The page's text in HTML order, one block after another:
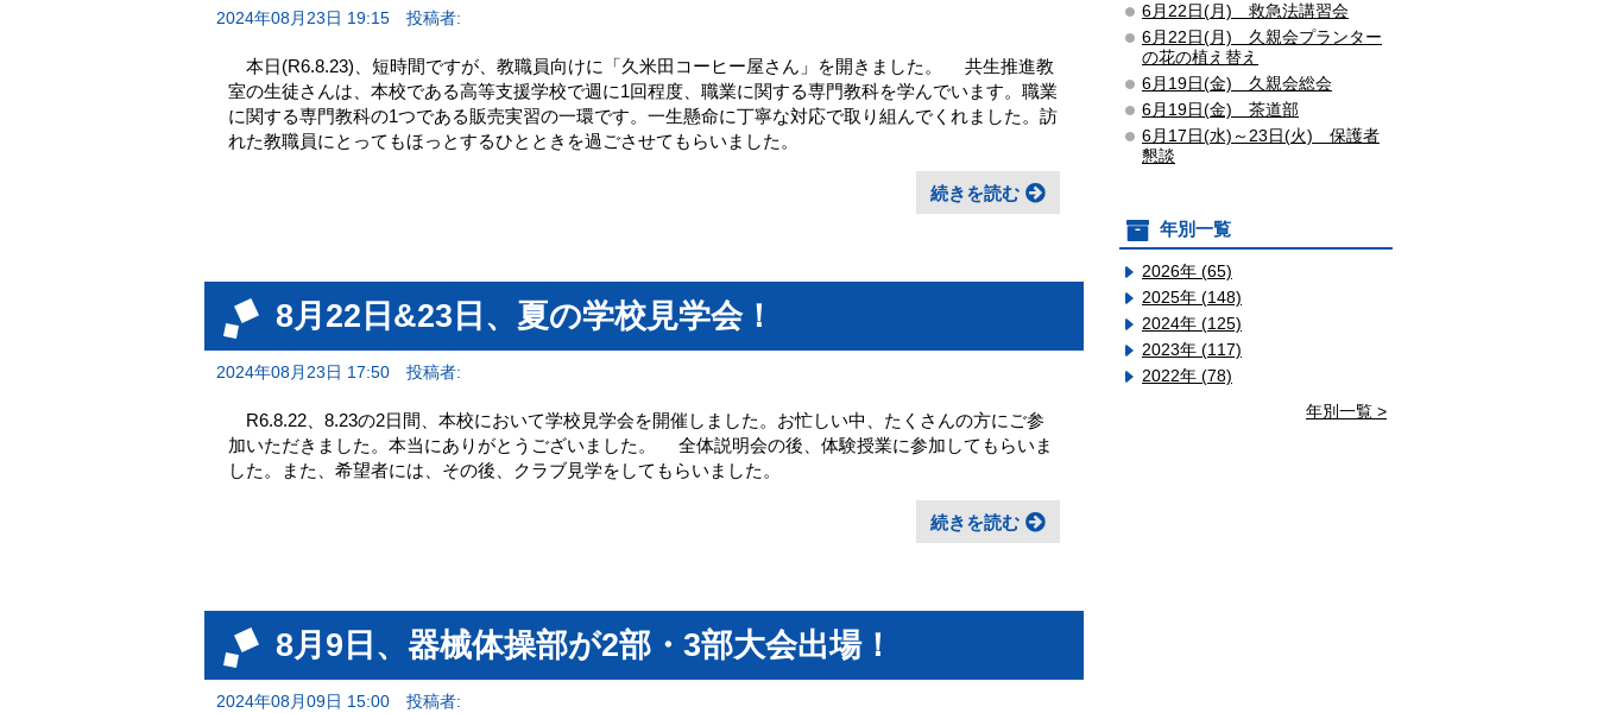
2024年08月23日 19:15 投稿者:
本日(R6.8.23)、短時間ですが、教職員向けに「久米田コーヒー屋さん」を開きました。 共生推進教
室の生徒さんは、本校である高等支援学校で週に1回程度、職業に関する専門教科を学んでいます。職業
に関する専門教科の1つである販売実習の一環です。一生懸命に丁寧な対応で取り組んでくれました。訪
れた教職員にとってもほっとするひとときを過ごさせてもらいました。
続きを読む
8月22日&23日、夏の学校見学会！
2024年08月23日 17:50 投稿者:
R6.8.22、8.23の2日間、本校において学校見学会を開催しました。お忙しい中、たくさんの方にご参
加いただきました。本当にありがとうございました。 全体説明会の後、体験授業に参加してもらいま
した。また、希望者には、その後、クラブ見学をしてもらいました。
続きを読む
8月9日、器械体操部が2部・3部大会出場！
2024年08月09日 15:00 投稿者:
6月22日(月) 救急法講習会
6月22日(月) 久親会プランター
の花の植え替え
6月19日(金) 久親会総会
6月19日(金) 茶道部
6月17日(水)～23日(火) 保護者
懇談
年別一覧
2026年 (65)
2025年 (148)
2024年 (125)
2023年 (117)
2022年 (78)
年別一覧 >